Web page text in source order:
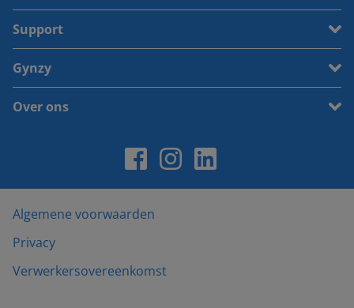
Support
Gynzy
Over ons
Algemene voorwaarden
Privacy
Verwerkersovereenkomst